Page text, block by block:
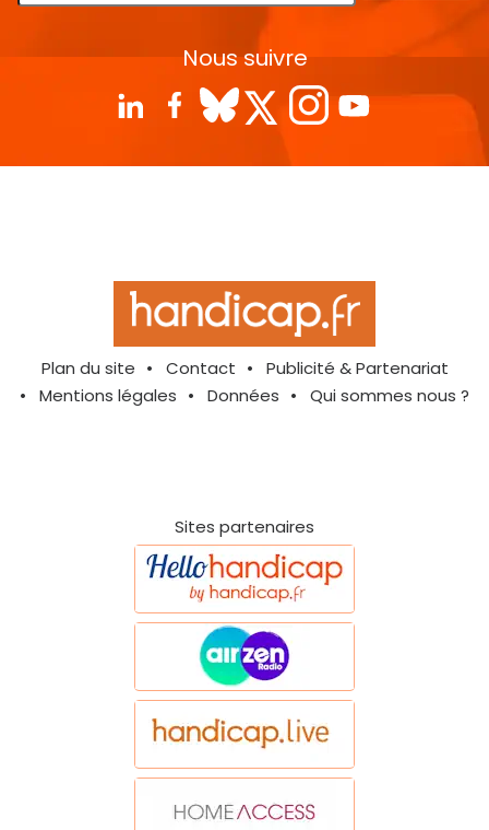
Nous suivre
Plan du site Contact
Publicité & Partenariat
Mentions légales
Données Qui sommes nous ?
Sites partenaires